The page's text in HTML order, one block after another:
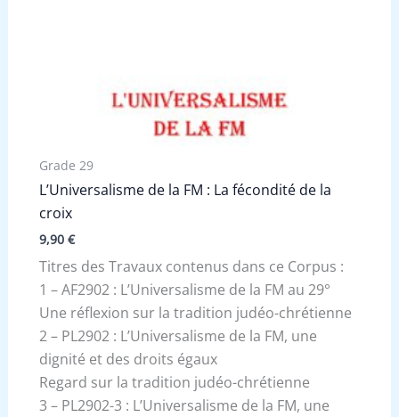
Grade 29
L’Universalisme de la FM : La fécondité de la
croix
9,90 €
Titres des Travaux contenus dans ce Corpus :
1 – AF2902 : L’Universalisme de la FM au 29°
Une réflexion sur la tradition judéo-chrétienne
2 – PL2902 : L’Universalisme de la FM, une
dignité et des droits égaux
Regard sur la tradition judéo-chrétienne
3 – PL2902-3 : L’Universalisme de la FM, une